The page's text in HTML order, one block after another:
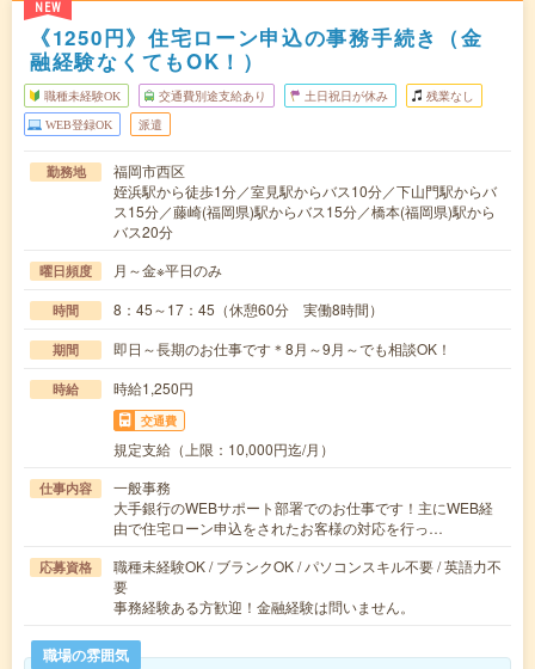
NEW
《1250円》住宅ローン申込の事務手続き（金
融経験なくてもOK！）
職種未経験OK 交通費別途支給あり 土日祝日が休み 残業なし
WEB登録OK 派遣
勤務地
福岡市西区
姪浜駅から徒歩1分／室見駅からバス10分／下山門駅からバ
ス15分／藤崎(福岡県)駅からバス15分／橋本(福岡県)駅から
バス20分
曜日頻度 月～金※平日のみ
時間 8：45～17：45（休憩60分 実働8時間）
期間 即日～長期のお仕事です＊8月～9月～でも相談OK！
時給 時給1,250円
交通費
規定支給（上限：10,000円迄/月）
仕事内容
一般事務
大手銀行のWEBサポート部署でのお仕事です！主にWEB経
由で住宅ローン申込をされたお客様の対応を行っ…
応募資格
職種未経験OK / ブランクOK / パソコンスキル不要 / 英語力不
要
事務経験ある方歓迎！金融経験は問いません。
職場の雰囲気